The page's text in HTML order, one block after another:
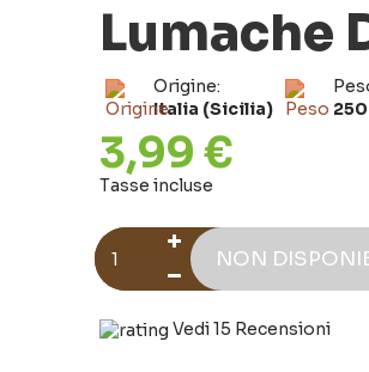
Lumache
Origine:
Italia (Sicilia)
3,99 €
Tasse incluse
NON
Vedi 15 Recensioni